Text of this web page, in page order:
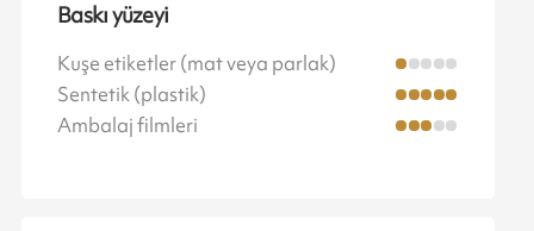
Baskı yüzeyi
Kuşe etiketler (mat veya parlak)
Sentetik (plastik)
Ambalaj filmleri